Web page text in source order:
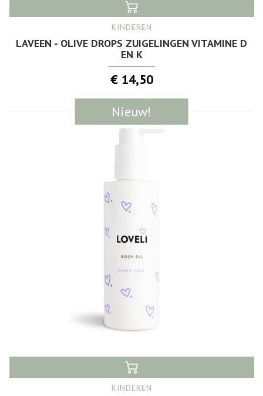
KINDEREN
LAVEEN - OLIVE DROPS ZUIGELINGEN VITAMINE D
EN K
€ 14,50
Nieuw!
KINDEREN